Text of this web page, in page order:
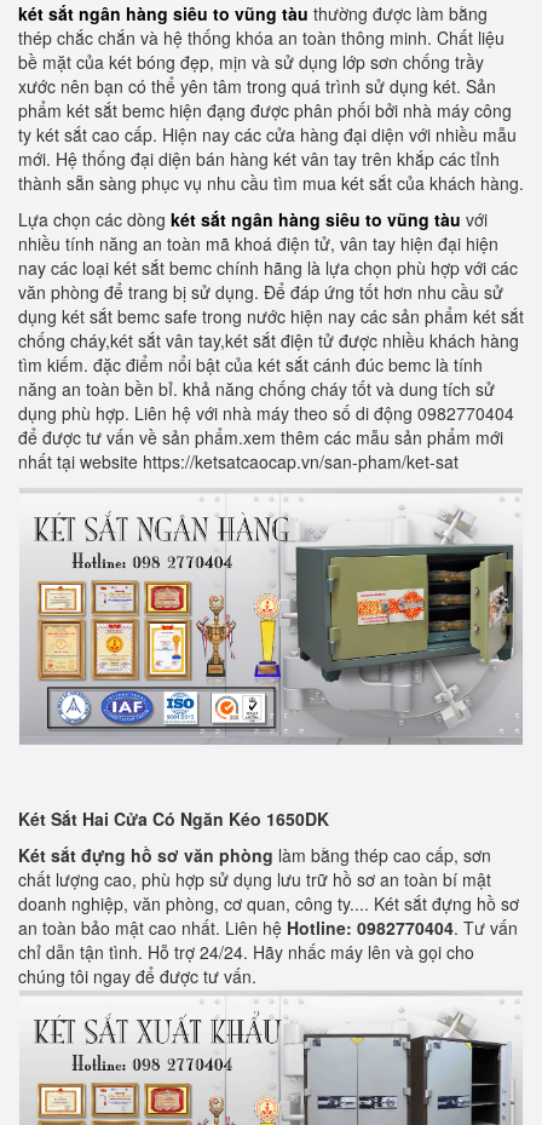
két sắt ngân hàng siêu to vũng tàu thường được làm bằng
thép chắc chắn và hệ thống khóa an toàn thông minh. Chất liệu
bề mặt của két bóng đẹp, mịn và sử dụng lớp sơn chống trầy
xước nên bạn có thể yên tâm trong quá trình sử dụng két. Sản
phẩm két sắt bemc hiện đạng được phân phối bởi nhà máy công
ty két sắt cao cấp. Hiện nay các cửa hàng đại diện với nhiều mẫu
mới. Hệ thống đại diện bán hàng két vân tay trên khắp các tỉnh
thành sẵn sàng phục vụ nhu cầu tìm mua két sắt của khách hàng.
Lựa chọn các dòng két sắt ngân hàng siêu to vũng tàu với
nhiều tính năng an toàn mã khoá điện tử, vân tay hiện đại hiện
nay các loại két sắt bemc chính hãng là lựa chọn phù hợp với các
văn phòng để trang bị sử dụng. Để đáp ứng tốt hơn nhu cầu sử
dụng két sắt bemc safe trong nước hiện nay các sản phẩm két sắt
chống cháy,két sắt vân tay,két sắt điện tử được nhiều khách hàng
tìm kiếm. đặc điểm nổi bật của két sắt cánh đúc bemc là tính
năng an toàn bền bỉ. khả năng chống cháy tốt và dung tích sử
dụng phù hợp. Liên hệ với nhà máy theo số di động 0982770404
để được tư vấn về sản phẩm.xem thêm các mẫu sản phẩm mới
nhất tại website https://ketsatcaocap.vn/san-pham/ket-sat
Két Sắt Hai Cửa Có Ngăn Kéo 1650DK
Két sắt đựng hồ sơ văn phòng làm bằng thép cao cấp, sơn
chất lượng cao, phù hợp sử dụng lưu trữ hồ sơ an toàn bí mật
doanh nghiệp, văn phòng, cơ quan, công ty.... Két sắt đựng hồ sơ
an toàn bảo mật cao nhất. Liên hệ Hotline: 0982770404. Tư vấn
chỉ dẫn tận tình. Hỗ trợ 24/24. Hãy nhấc máy lên và gọi cho
chúng tôi ngay để được tư vấn.